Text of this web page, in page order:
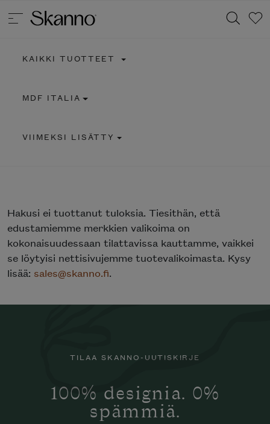
KAIKKI TUOTTEET
MDF ITALIA
VIIMEKSI LISÄTTY
Hakusi ei tuottanut tuloksia. Tiesithän, että
edustamiemme merkkien valikoima on
kokonaisuudessaan tilattavissa kauttamme, vaikkei
se löytyisi nettisivujemme tuotevalikoimasta. Kysy
lisää: sales@skanno.fi.
TILAA SKANNO-UUTISKIRJE
100% designia. 0%
spämmiä.